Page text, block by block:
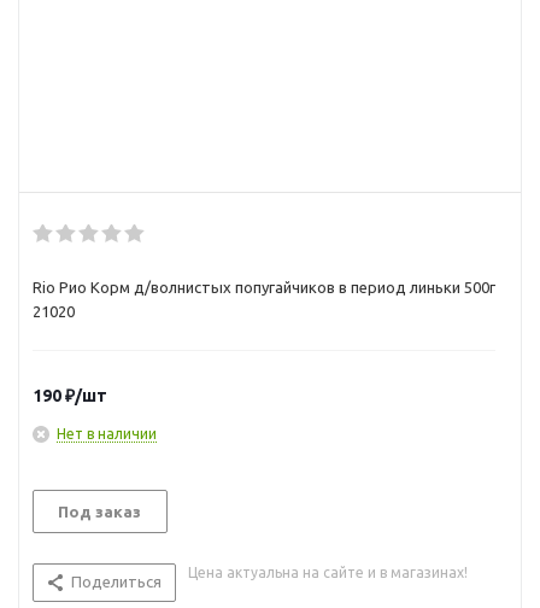
Rio Рио Корм д/волнистых попугайчиков в период линьки 500г
21020
190₽/шт
Нет в наличии
Под заказ
Поделиться
Цена актуальна на сайте и в магазинах!